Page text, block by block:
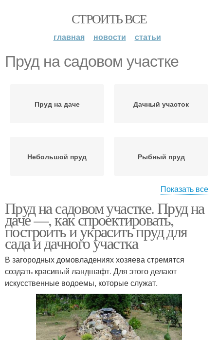
СТРОИТЬ ВСЕ
главная новости статьи
Пруд на садовом участке
Пруд на даче Дачный участок
Небольшой пруд Рыбный пруд
Декоративный пруд Пруд для плаванья
Пруд на участке Участок для разведения
Пруд из покрышки Пластиковый пруд
Показать все
Пруд на садовом участке. Пруд на
даче —, как спроектировать,
построить и украсить пруд для
сада и дачного участка
В загородных домовладениях хозяева стремятся
создать красивый ландшафт. Для этого делают
искусственные водоемы, которые служат.